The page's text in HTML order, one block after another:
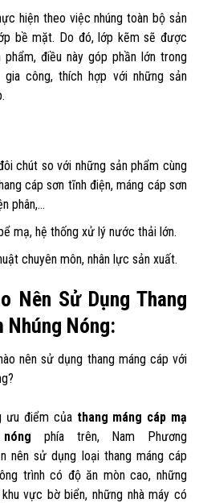
hiện theo việc nhúng toàn bộ sản
bề mặt. Do đó, lớp kẽm sẽ được
điều này góp phần lớn trong
công, thích hợp với những sản
chút so với những sản phẩm cùng
cáp sơn tĩnh điện, máng cáp sơn
phân,…
mạ, hệ thống xử lý nước thải lớn.
chuyên môn, nhân lực sản xuất.
Nên Sử Dụng Thang
Nhúng Nóng:
nên sử dụng thang máng cáp với
ưu điểm của thang máng cáp mạ
phía trên, Nam Phương
nên sử dụng loại thang máng cáp
trình có độ ăn mòn cao, những
vực bờ biển, những nhà máy có